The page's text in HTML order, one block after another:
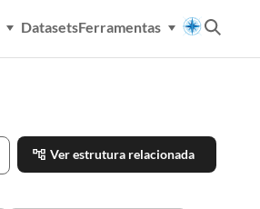
DatasetsFerramentas
Ver estrutura relacionada